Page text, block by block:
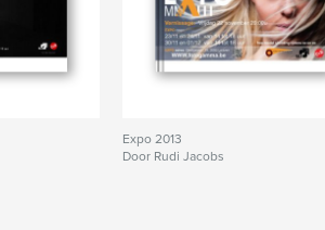
Expo 2013
Door Rudi Jacobs